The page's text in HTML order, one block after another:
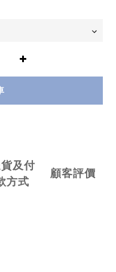
及付
方式
顧客評價